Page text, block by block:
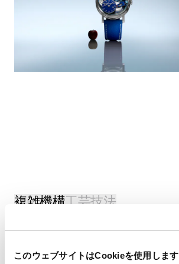
このウェブサイトはCookieを使用します
複雑機構工芸技法